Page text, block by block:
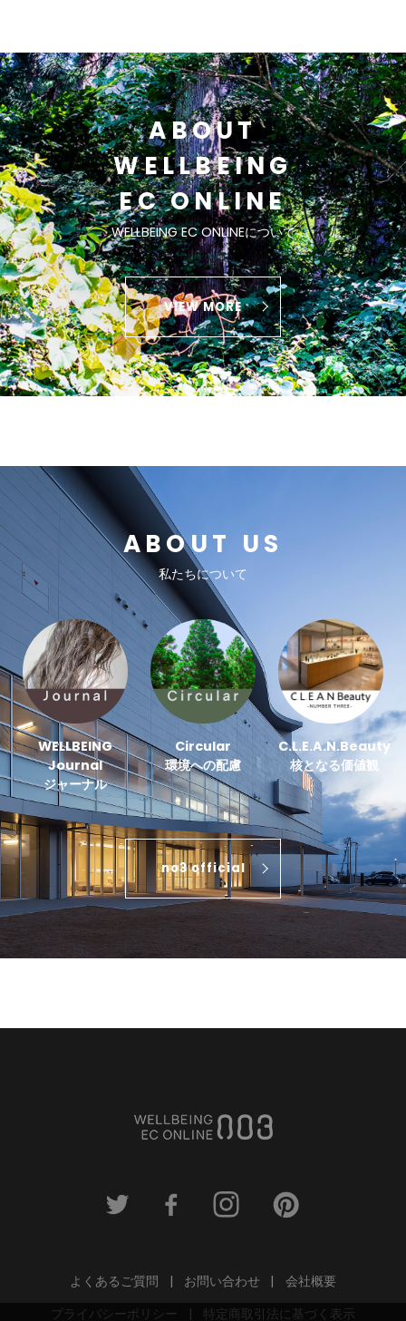
ABOUT
WELLBEING
EC ONLINE
WELLBEING EC ONLINEについて
VIEW MORE
ABOUT US
私たちについて
WELLBEING
Journal
ジャーナル
Circular
環境への配慮
C.L.E.A.N.Beauty
核となる価値観
no3 official
よくあるご質問 お問い合わせ
会社概要
プライバシーポリシー
特定商取引法に基づく表示